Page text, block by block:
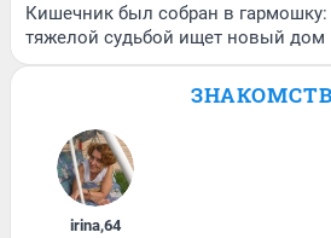
Кишечник был собран в
тяжелой судьбой ищет новый дом
irina,64